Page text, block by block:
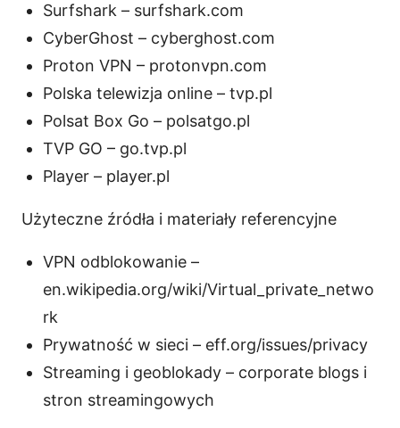
Surfshark – surfshark.com
CyberGhost – cyberghost.com
Proton VPN – protonvpn.com
Polska telewizja online – tvp.pl
Polsat Box Go – polsatgo.pl
TVP GO – go.tvp.pl
Player – player.pl
Użyteczne źródła i materiały referencyjne
VPN odblokowanie –
en.wikipedia.org/wiki/Virtual_private_netwo
rk
Prywatność w sieci – eff.org/issues/privacy
Streaming i geoblokady – corporate blogs i
stron streamingowych